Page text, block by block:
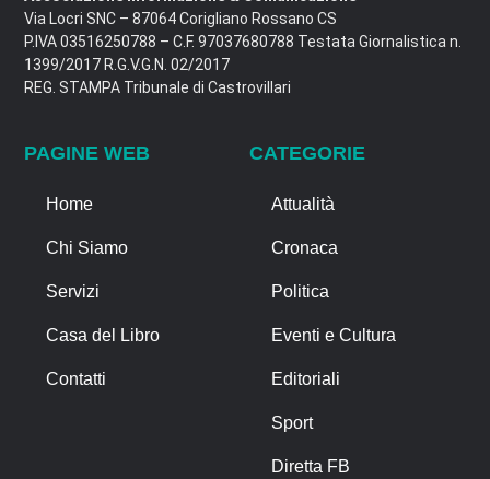
Via Locri SNC – 87064 Corigliano Rossano CS
P.IVA 03516250788 – C.F. 97037680788 Testata Giornalistica n.
1399/2017 R.G.V.G.N. 02/2017
REG. STAMPA Tribunale di Castrovillari
PAGINE WEB
Home
Chi Siamo
Servizi
Casa del Libro
Contatti
CATEGORIE
Attualità
Cronaca
Politica
Eventi e Cultura
Editoriali
Sport
Diretta FB